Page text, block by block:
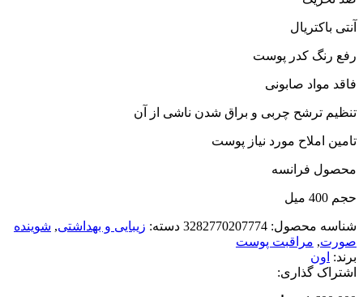
آنتی باکتریال
رفع رنگ کدر پوست
فاقد مواد صابونی
تنظیم ترشح چربی و براق شدن ناشی از آن
تامین املاح مورد نیاز پوست
محصول فرانسه
حجم 400 میل
شناسه محصول: 3282770207774 دسته: زیبایی و بهداشتی, شوینده
صورت, مراقبت پوست
برند: اون
اشتراک گذاری: